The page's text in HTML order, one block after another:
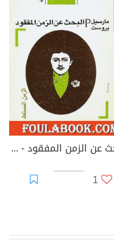
البحث عن الزمن المفقود - الجزء 7: الزمن المستعاد
1